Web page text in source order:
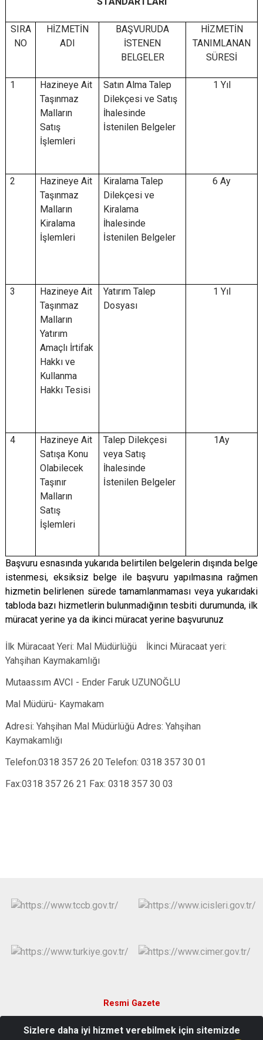
SIRA
NO
HİZMETİN
ADI
BAŞVURUDA
İSTENEN
BELGELER
HİZMETİN
TANIMLANAN
SÜRESİ
1
Hazineye Ait
Taşınmaz
Malların
Satış
İşlemleri
Satın Alma Talep
Dilekçesi ve Satış
İhalesinde
İstenilen Belgeler
1 Yıl
2
Hazineye Ait
Taşınmaz
Malların
Kiralama
İşlemleri
Kiralama Talep
Dilekçesi ve
Kiralama
İhalesinde
İstenilen Belgeler
6 Ay
3
Hazineye Ait
Taşınmaz
Malların
Yatırım
Amaçlı İrtifak
Hakkı ve
Kullanma
Hakkı Tesisi
Yatırım Talep
Dosyası
1 Yıl
4
Hazineye Ait
Satışa Konu
Olabilecek
Taşınır
Malların
Satış
İşlemleri
Talep Dilekçesi
veya Satış
İhalesinde
İstenilen Belgeler
1Ay
Başvuru esnasında yukarıda belirtilen belgelerin dışında belge
istenmesi, eksiksiz belge ile başvuru yapılmasına rağmen
hizmetin belirlenen sürede tamamlanmaması veya yukarıdaki
tabloda bazı hizmetlerin bulunmadığının tesbiti durumunda, ilk
müracat yerine ya da ikinci müracat yerine başvurunuz
İlk Müracaat Yeri: Mal Müdürlüğü İkinci Müracaat yeri:
Yahşihan Kaymakamlığı
Mutaassım AVCI - Ender Faruk UZUNOĞLU
Mal Müdürü- Kaymakam
Adresi: Yahşihan Mal Müdürlüğü Adres: Yahşihan
Kaymakamlığı
Telefon:0318 357 26 20 Telefon: 0318 357 30 01
Fax:0318 357 26 21 Fax: 0318 357 30 03
Resmi Gazete
Erenler Mahallesi Cumhuriyet Caddesi No:168 Yahşihan/KIRIKKALE
Sizlere daha iyi hizmet verebilmek için sitemizde